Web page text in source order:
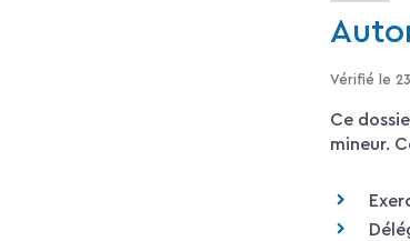
Vérifié le
Ce
mineur.